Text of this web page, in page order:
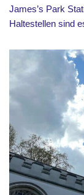
James’s Park
Haltestellen sind